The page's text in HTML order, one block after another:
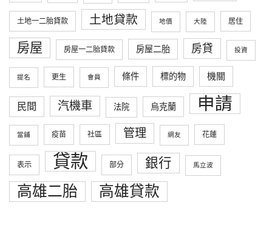
土地一二胎貸款 土地貸款 地價 大陸 居住
房屋 房屋一二胎貸款 房屋二胎 房貸 投資
提名 更生 會員 條件 標的物 機關
民間 汽機車 法院 烏克蘭 申請
當鋪 疫苗 社區 管理 網友 花蓮
表示 貸款 部分 銀行 馬立波
高雄二胎 高雄貸款